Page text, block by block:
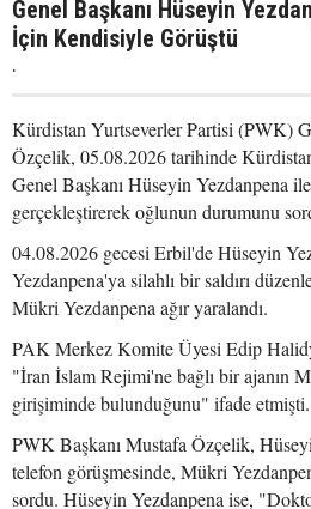
Genel Başkanı Hüseyin
İçin Kendisiyle Görüştü
.
Kürdistan Yurtseverler Partisi (PWK)
Özçelik, 05.08.2026 tarihinde
Genel Başkanı Hüseyin Yezdanpena
gerçekleştirerek oğlunun durumunu
04.08.2026 gecesi Erbil'de Hüseyin
Yezdanpena'ya silahlı bir saldırı
Mükri Yezdanpena ağır yaralandı.
PAK Merkez Komite Üyesi Edip
"İran İslam Rejimi'ne bağlı bir ajanın
girişiminde bulunduğunu" ifade etmişti.
PWK Başkanı Mustafa Özçelik,
telefon görüşmesinde, Mükri
sordu. Hüseyin Yezdanpena ise,